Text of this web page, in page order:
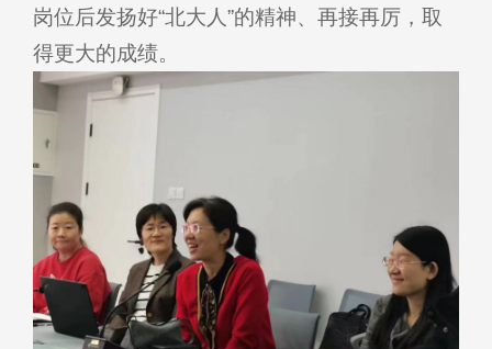
岗位后发扬好“北大人”的精神、再接再厉，取
得更大的成绩。